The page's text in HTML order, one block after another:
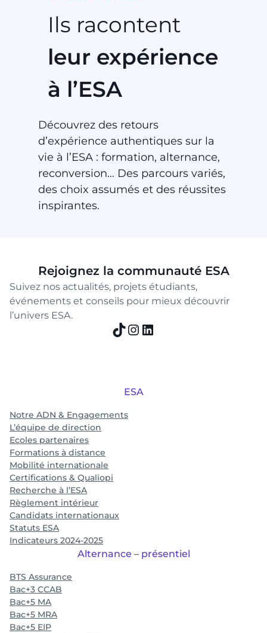
Ils racontent
leur expérience
à l’ESA
Découvrez des retours
d’expérience authentiques sur la
vie à l’ESA : formation, alternance,
reconversion… Des parcours variés,
des choix assumés et des réussites
inspirantes.
Rejoignez la communauté ESA
Suivez nos actualités, projets étudiants,
événements et conseils pour mieux découvrir
l’univers ESA.
TikTok
Instagram
LinkedIn
ESA
Notre ADN & Engagements
L’équipe de direction
Ecoles partenaires
Formations à distance
Mobilité internationale
Certifications & Qualiopi
Recherche à l’ESA
Règlement intérieur
Candidats internationaux
Statuts ESA
Indicateurs 2024-2025
Alternance – présentiel
BTS Assurance
Bac+3 CCAB
Bac+5 MA
Bac+5 MRA
Bac+5 EIP